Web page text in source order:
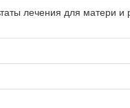
лечения для матери